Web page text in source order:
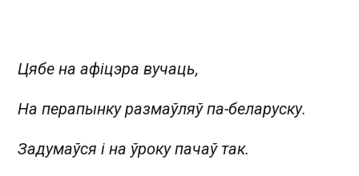
Цябе на афіцэра вучаць,
На перапынку размаўляў па-беларуску.
Задумаўся і на ўроку пачаў так.